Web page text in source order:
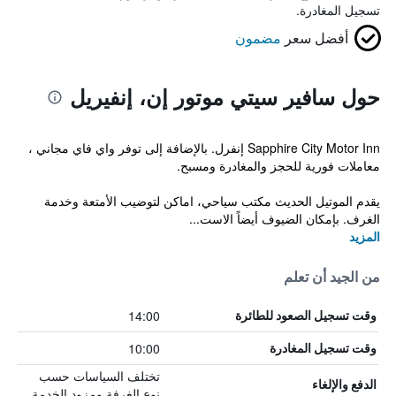
تسجيل المغادرة.
أفضل سعر مضمون
حول سافير سيتي موتور إن، إنفيريل
Sapphire City Motor Inn إنفرل. بالإضافة إلى توفر واي فاي مجاني ،
معاملات فورية للحجز والمغادرة ومسبح.
يقدم الموتيل الحديث مكتب سياحي، اماكن لتوضيب الأمتعة وخدمة
الغرف. بإمكان الضيوف أيضاً الاست...
المزيد
من الجيد أن تعلم
وقت تسجيل الصعود للطائرة 14:00
وقت تسجيل المغادرة 10:00
الدفع والإلغاء
تختلف السياسات حسب